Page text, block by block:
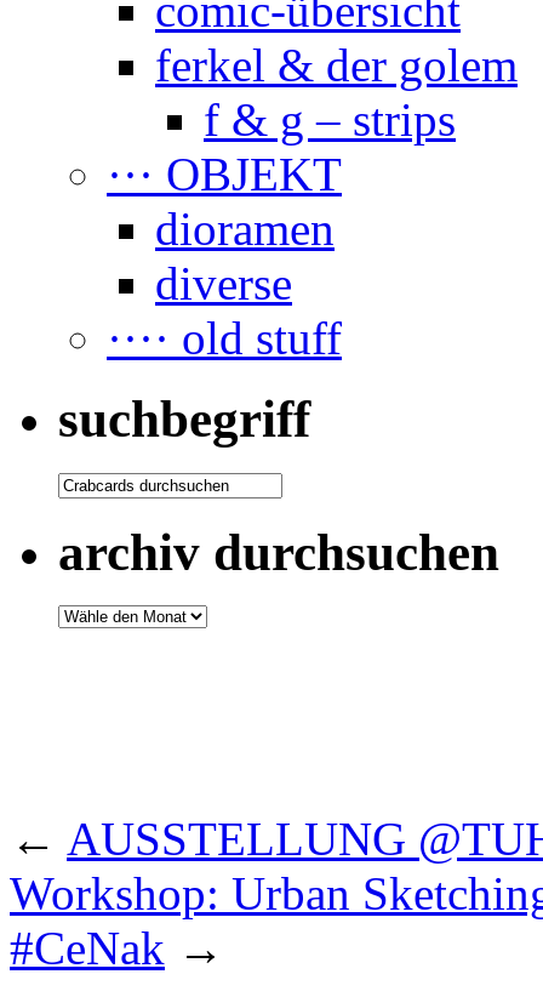
ferkel & der golem
f & g – strips
··· OBJEKT
dioramen
diverse
···· old stuff
suchbegriff
archiv durchsuchen
← AUSSTELLUNG
Workshop: Urban
#CeNak →